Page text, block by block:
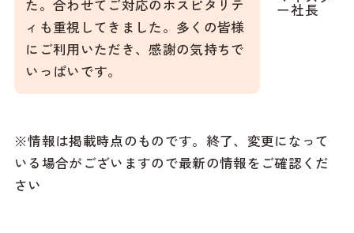
ー社長
た。合わせてご対応のホスピタリテ
ィも重視してきました。多くの皆様
にご利用いただき、感謝の気持ちで
いっぱいです。
※情報は掲載時点のものです。終了、変更になって
いる場合がございますので最新の情報をご確認くだ
さい